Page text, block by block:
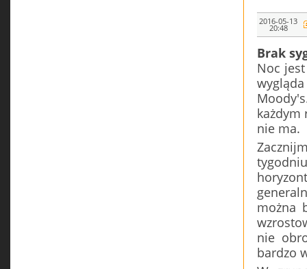
2016-05-13
20:48
Brak
Noc
każdym
nie ma.
można
nie
bardzo